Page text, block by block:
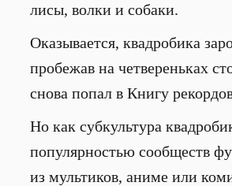
лисы, волки и собаки.
Оказывается, квадробика
пробежав на четвереньках
снова попал в Книгу
Но как субкультура
популярностью сообществ
из мультиков, аниме или